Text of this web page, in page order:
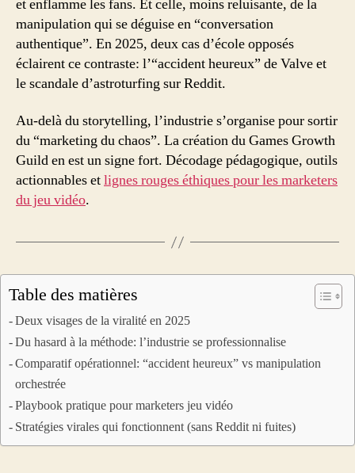
vrai
visage
du
marketing
et enflamme les fans. Et celle, moins reluisante, de la
manipulation qui se déguise en “conversation
authentique”. En 2025, deux cas d’école opposés
éclairent ce contraste: l’“accident heureux” de Valve et
le scandale d’astroturfing sur Reddit.
Au-delà du storytelling, l’industrie s’organise pour sortir
du “marketing du chaos”. La création du Games Growth
Guild en est un signe fort. Décodage pédagogique, outils
actionnables etlignes rouges éthiques pour les marketers
du jeu vidéo.
Table des matières
Deux visages de la viralité en 2025
Du hasard à la méthode: l’industrie se professionnalise
Comparatif opérationnel: “accident heureux” vs manipulation
orchestrée
Playbook pratique pour marketers jeu vidéo
Stratégies virales qui fonctionnent (sans Reddit ni fuites)